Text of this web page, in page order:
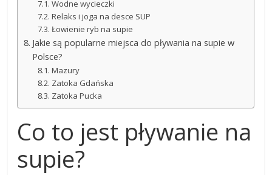
Wodne wycieczki
Relaks i joga na desce SUP
Łowienie ryb na supie
Jakie są popularne miejsca do pływania na supie w
Polsce?
Mazury
Zatoka Gdańska
Zatoka Pucka
Co to jest pływanie na
supie?